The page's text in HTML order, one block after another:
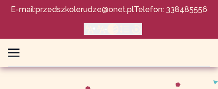
E-mail:przedszkolerudze@onet.plTelefon: 338485556